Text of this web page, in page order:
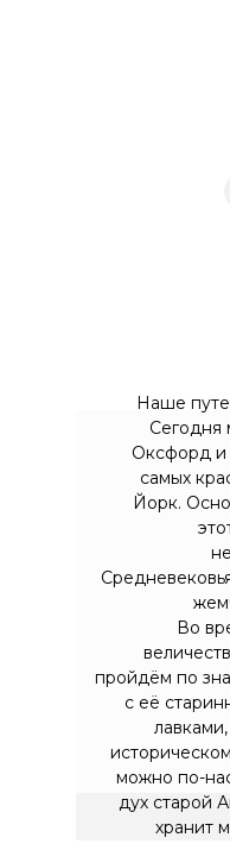
Наше
Сегодня
Оксфорд и
самых
Йорк.
Во
пройдём по
с её
можно по-
дух старой
хранит